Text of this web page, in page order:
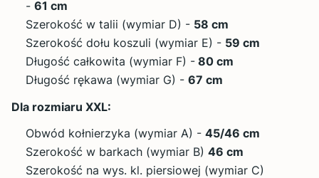
- 61 cm
Szerokość w talii (wymiar D) - 58 cm
Szerokość dołu koszuli (wymiar E) - 59 cm
Długość całkowita (wymiar F) - 80 cm
Długość rękawa (wymiar G) - 67 cm
Dla rozmiaru XXL:
Obwód kołnierzyka (wymiar A) - 45/46 cm
Szerokość w barkach (wymiar B) 46 cm
Szerokość na wys. kl. piersiowej (wymiar C)